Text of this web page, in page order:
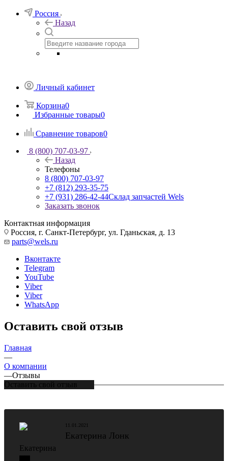
Россия
Назад
Личный кабинет
Корзина0
Избранные товары0
Сравнение товаров0
8 (800) 707-03-97
Назад
Телефоны
8 (800) 707-03-97
+7 (812) 293-35-75
+7 (931) 286-42-44Склад запчастей Wels
Заказать звонок
Контактная информация
Россия, г. Санкт-Петербург, ул. Гданьская, д. 13
parts@wels.ru
Вконтакте
Telegram
YouTube
Viber
Viber
WhatsApp
Оставить свой отзыв
Главная
—
О компании
—Отзывы
Оставить свой отзыв
11.01.2021
Екатерина Лонк